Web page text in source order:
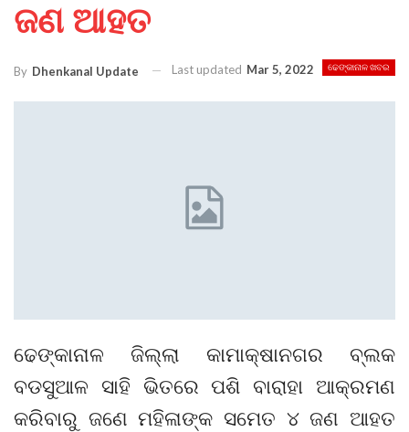
ଜଣ ଆହତ
ଢେଙ୍କାନାଳ ଖବର
By Dhenkanal Update Last updated Mar 5, 2022
ଢେଙ୍କାନାଳ ଜିଲ୍ଲା କାମାକ୍ଷାନଗର ବ୍ଲକ
ବଡସୁଆଳ ସାହି ଭିତରେ ପଶି ବାରାହା ଆକ୍ରମଣ
କରିବାରୁ ଜଣେ ମହିଳାଙ୍କ ସମେତ ୪ ଜଣ ଆହତ